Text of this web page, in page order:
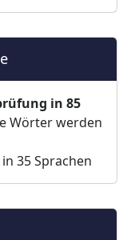
in 85
Wörter werden
35 Sprachen